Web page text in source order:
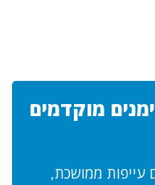
מוקדמים
ממושכת,